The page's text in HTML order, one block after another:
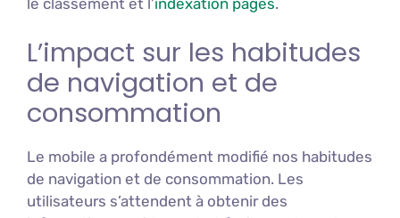
L’impact sur les habitudes
de navigation et de
consommation
Le mobile a profondément modifié nos habitudes
de navigation et de consommation. Les
utilisateurs s’attendent à obtenir des